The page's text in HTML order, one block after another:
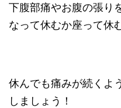
下腹部痛やお腹の張り
なって休むか座って休
休んでも痛みが続くよ
しましょう！